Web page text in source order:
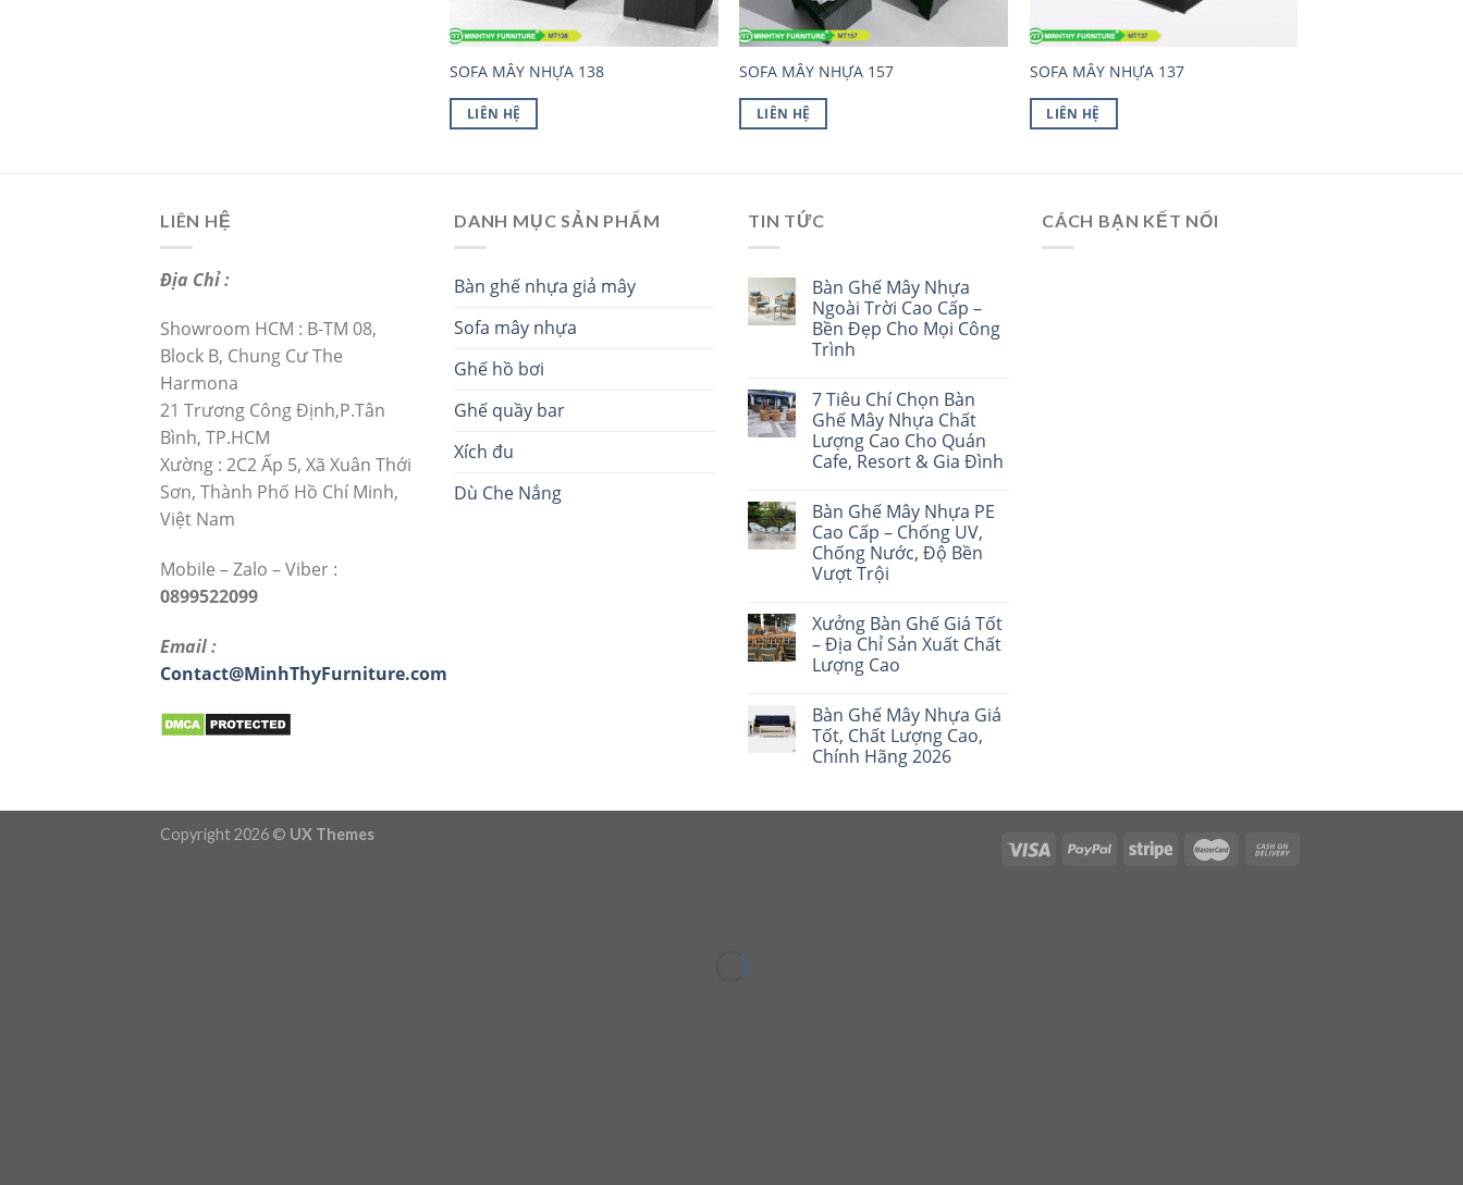
SOFA MÂY NHỰA 138
LIÊN HỆ
SOFA MÂY NHỰA 157
LIÊN HỆ
SOFA MÂY NHỰA 137
LIÊN HỆ
LIÊN HỆ
Địa Chỉ :
Showroom HCM : B-TM 08,
Block B, Chung Cư The
Harmona
21 Trương Công Định,P.Tân
Bình, TP.HCM
Xường : 2C2 Ấp 5, Xã Xuân Thới
Sơn, Thành Phố Hồ Chí Minh,
Việt Nam
Mobile – Zalo – Viber :
0899522099
Email :
Contact@MinhThyFurniture.com
DANH MỤC SẢN PHẨM
Bàn ghế nhựa giả mây
Sofa mây nhựa
Ghế hồ bơi
Ghế quầy bar
Xích đu
Dù Che Nắng
TIN TỨC
Bàn Ghế Mây Nhựa
Ngoài Trời Cao Cấp –
Bền Đẹp Cho Mọi Công
Trình
7 Tiêu Chí Chọn Bàn
Ghế Mây Nhựa Chất
Lượng Cao Cho Quán
Cafe, Resort & Gia Đình
Bàn Ghế Mây Nhựa PE
Cao Cấp – Chống UV,
Chống Nước, Độ Bền
Vượt Trội
Xưởng Bàn Ghế Giá Tốt
– Địa Chỉ Sản Xuất Chất
Lượng Cao
Bàn Ghế Mây Nhựa Giá
Tốt, Chất Lượng Cao,
Chính Hãng 2026
CÁCH BẠN KẾT NỐI
Copyright 2026 © UX Themes